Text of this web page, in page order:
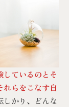
しているのとそ
れらをこなす自
しかり、どんな